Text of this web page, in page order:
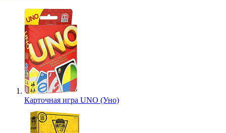
Карточная игра UNO (Уно)